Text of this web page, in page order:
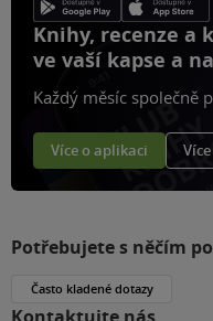
Knihy, recenze a
ve vaší kapse a
Každý měsíc společně
Více o aplikaci
Potřebujete s něčím
Často kladené dotazy